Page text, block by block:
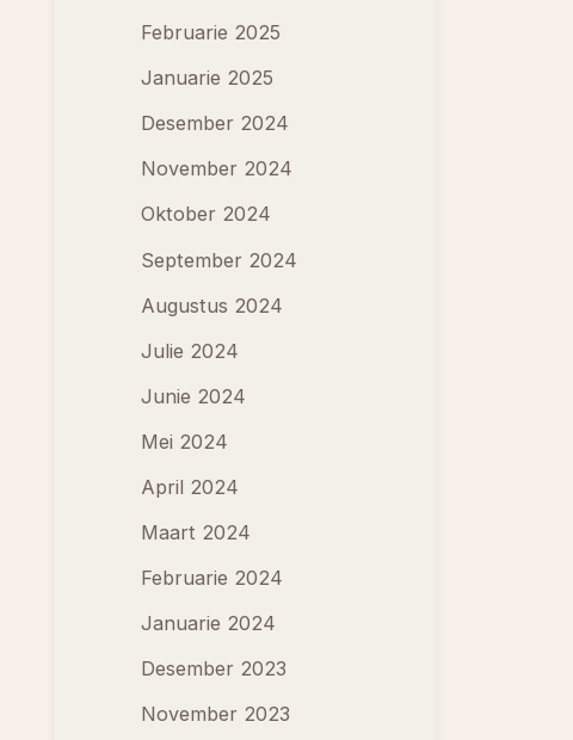
Februarie 2025
Januarie 2025
Desember 2024
November 2024
Oktober 2024
September 2024
Augustus 2024
Julie 2024
Junie 2024
Mei 2024
April 2024
Maart 2024
Februarie 2024
Januarie 2024
Desember 2023
November 2023